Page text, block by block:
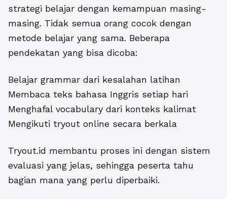
strategi belajar dengan kemampuan masing-
masing. Tidak semua orang cocok dengan
metode belajar yang sama. Beberapa
pendekatan yang bisa dicoba:
Belajar grammar dari kesalahan latihan
Membaca teks bahasa Inggris setiap hari
Menghafal vocabulary dari konteks kalimat
Mengikuti tryout online secara berkala
Tryout.id membantu proses ini dengan sistem
evaluasi yang jelas, sehingga peserta tahu
bagian mana yang perlu diperbaiki.